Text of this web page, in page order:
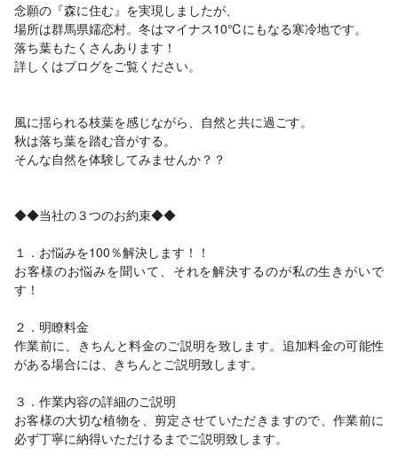
念願の『森に住む』を実現しましたが、
場所は群馬県嬬恋村。冬はマイナス10℃にもなる寒冷地です。
落ち葉もたくさんあります！
詳しくはブログをご覧ください。
風に揺られる枝葉を感じながら、自然と共に過ごす。
秋は落ち葉を踏む音がする。
そんな自然を体験してみませんか？？
◆◆当社の３つのお約束◆◆
１．お悩みを100％解決します！！
お客様のお悩みを聞いて、それを解決するのが私の生きがいで
す！
２．明瞭料金
作業前に、きちんと料金のご説明を致します。追加料金の可能性
がある場合には、きちんとご説明致します。
３．作業内容の詳細のご説明
お客様の大切な植物を、剪定させていただきますので、作業前に
必ず丁寧に納得いただけるまでご説明致します。